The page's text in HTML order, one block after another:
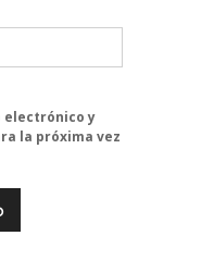
electrónico y
la próxima vez